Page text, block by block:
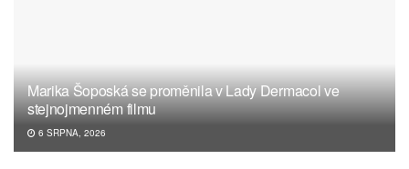
Marika Šoposká se proměnila v Lady Dermacol ve
stejnojmenném filmu
6 SRPNA, 2026